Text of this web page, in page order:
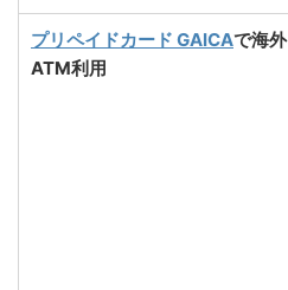
プリペイドカード GAICAで海外
ATM利用